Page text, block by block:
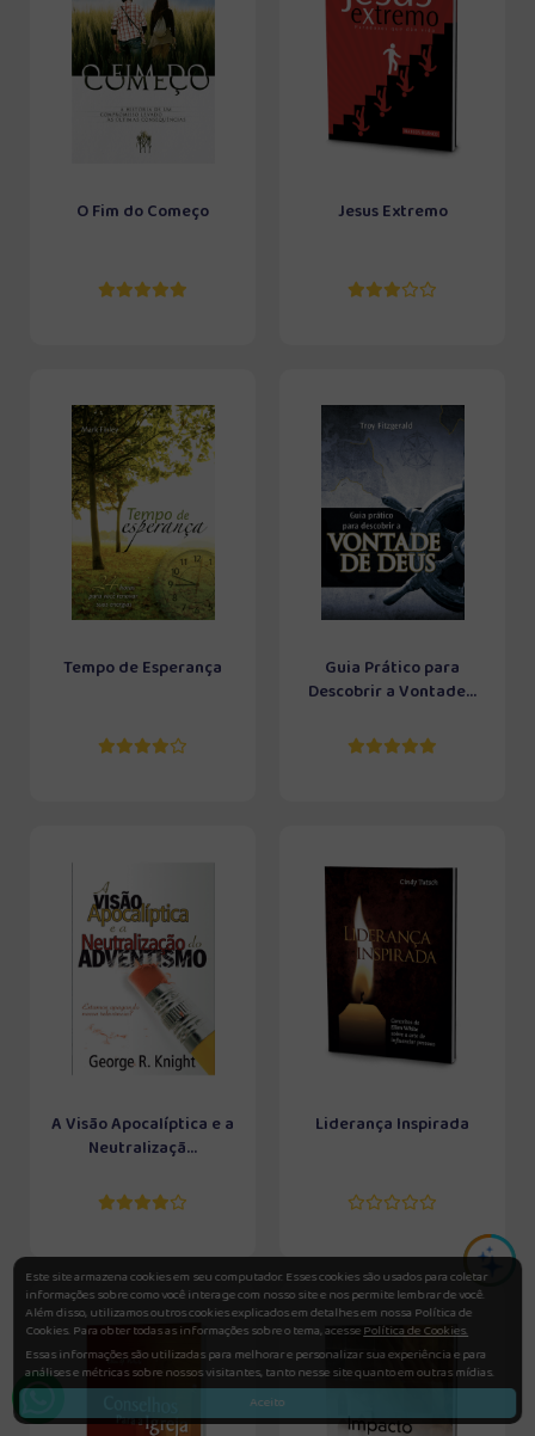
O Fim do Começo Jesus Extremo
Tempo de Esperança
Guia Prático para
Descobrir a Vontade...
A Visão Apocalíptica e a
Neutralizaçã...
Liderança Inspirada
Este site armazena cookies em seu computador. Esses cookies são usados para coletar
informações sobre como você interage com nosso site e nos permite lembrar de você.
Além disso, utilizamos outros cookies explicados em detalhes em nossa Política de
Cookies. Para obter todas as informações sobre o tema, acessePolítica de Cookies.
Essas informações são utilizadas para melhorar e personalizar sua experiência e para
análises e métricas sobre nossos visitantes, tanto nesse site quanto em outras mídias.
Aceito